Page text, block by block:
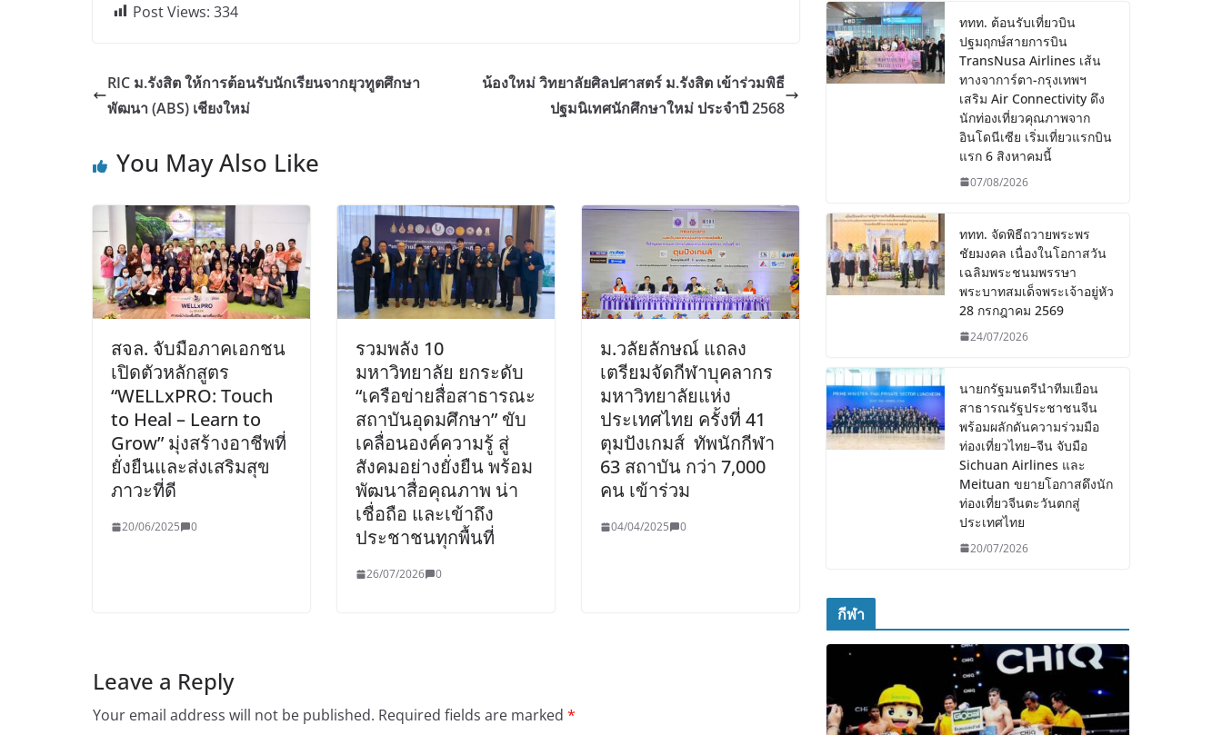
Post Views: 334
RIC ม.รังสิต ให้การต้อนรับนักเรียนจากยุวทูตศึกษา
พัฒนา (ABS) เชียงใหม่
น้องใหม่ วิทยาลัยศิลปศาสตร์ ม.รังสิต เข้าร่วมพิธี
ปฐมนิเทศนักศึกษาใหม่ ประจำปี 2568
You May Also Like
สจล. จับมือภาคเอกชน
เปิดตัวหลักสูตร
“WELLxPRO: Touch
to Heal – Learn to
Grow” มุ่งสร้างอาชีพที่
ยั่งยืนและส่งเสริมสุข
ภาวะที่ดี
20/06/2025 0
รวมพลัง 10
มหาวิทยาลัย ยกระดับ
“เครือข่ายสื่อสาธารณะ
สถาบันอุดมศึกษา” ขับ
เคลื่อนองค์ความรู้ สู่
สังคมอย่างยั่งยืน พร้อม
พัฒนาสื่อคุณภาพ น่า
เชื่อถือ และเข้าถึง
ประชาชนทุกพื้นที่
26/07/2026 0
ม.วลัยลักษณ์ แถลง
เตรียมจัดกีฬาบุคลากร
มหาวิทยาลัยแห่ง
ประเทศไทย ครั้งที่ 41
ตุมปังเกมส์ ทัพนักกีฬา
63 สถาบัน กว่า 7,000
คน เข้าร่วม
04/04/2025 0
Leave a Reply
Your email address will not be published. Required fields are marked *
ททท. ต้อนรับเที่ยวบิน
ปฐมฤกษ์สายการบิน
TransNusa Airlines เส้น
ทางจาการ์ตา-กรุงเทพฯ
เสริม Air Connectivity ดึง
นักท่องเที่ยวคุณภาพจาก
อินโดนีเซีย เริ่มเที่ยวแรกบิน
แรก 6 สิงหาคมนี้
07/08/2026
ททท. จัดพิธีถวายพระพร
ชัยมงคล เนื่องในโอกาสวัน
เฉลิมพระชนมพรรษา
พระบาทสมเด็จพระเจ้าอยู่หัว
28 กรกฎาคม 2569
24/07/2026
นายกรัฐมนตรีนำทีมเยือน
สาธารณรัฐประชาชนจีน
พร้อมผลักดันความร่วมมือ
ท่องเที่ยวไทย–จีน จับมือ
Sichuan Airlines และ
Meituan ขยายโอกาสดึงนัก
ท่องเที่ยวจีนตะวันตกสู่
ประเทศไทย
20/07/2026
กีฬา